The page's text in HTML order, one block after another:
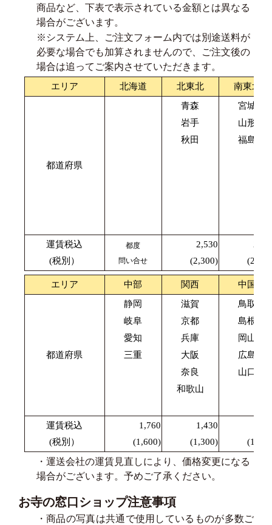
商品など、下表で表示されている金額とは異なる
場合がございます。
※システム上、ご注文フォーム内では別途送料が
必要な場合でも加算されませんので、ご注文後の
場合は追ってご案内させていただきます。
エリア 北海道 北東北 南東北
都道府県
青森
岩手
秋田
宮城
山形
福島
運賃税込
(税別）
都度
問い合せ
2,530
(2,300)
エリア 中部 関西 中国
都道府県
静岡
岐阜
愛知
三重
滋賀
京都
兵庫
大阪
奈良
和歌山
鳥取
島根
岡山
広島
山口
運賃税込
(税別）
1,760
(1,600)
1,430
(1,300)
・運送会社の運賃見直しにより、価格変更になる
場合がございます。予めご了承ください。
お寺の窓口ショップ注意事項
・商品の写真は共通で使用しているものが多数ご